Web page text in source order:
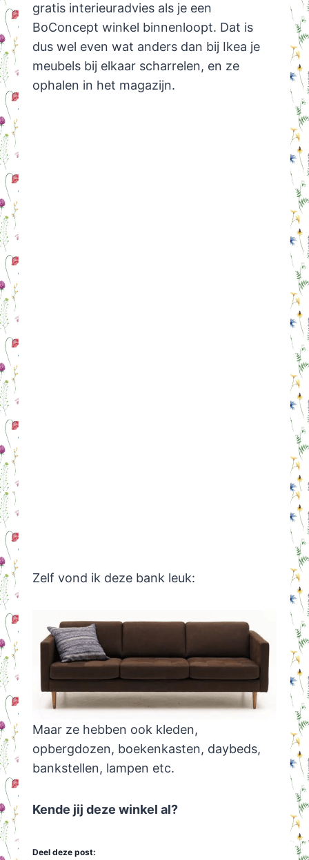
gratis interieuradvies als je een
BoConcept winkel binnenloopt. Dat is
dus wel even wat anders dan bij Ikea je
meubels bij elkaar scharrelen, en ze
ophalen in het magazijn.
Zelf vond ik deze bank leuk:
Maar ze hebben ook kleden,
opbergdozen, boekenkasten, daybeds,
bankstellen, lampen etc.
Kende jij deze winkel al?
Deel deze post: